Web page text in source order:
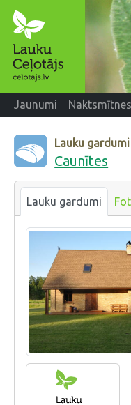
Jaunumi Naktsmītnes
Lauku gardumi
Caunītes
Lauku gardumi